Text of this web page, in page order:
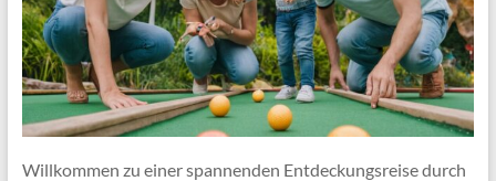
Willkommen zu einer spannenden Entdeckungsreise durch